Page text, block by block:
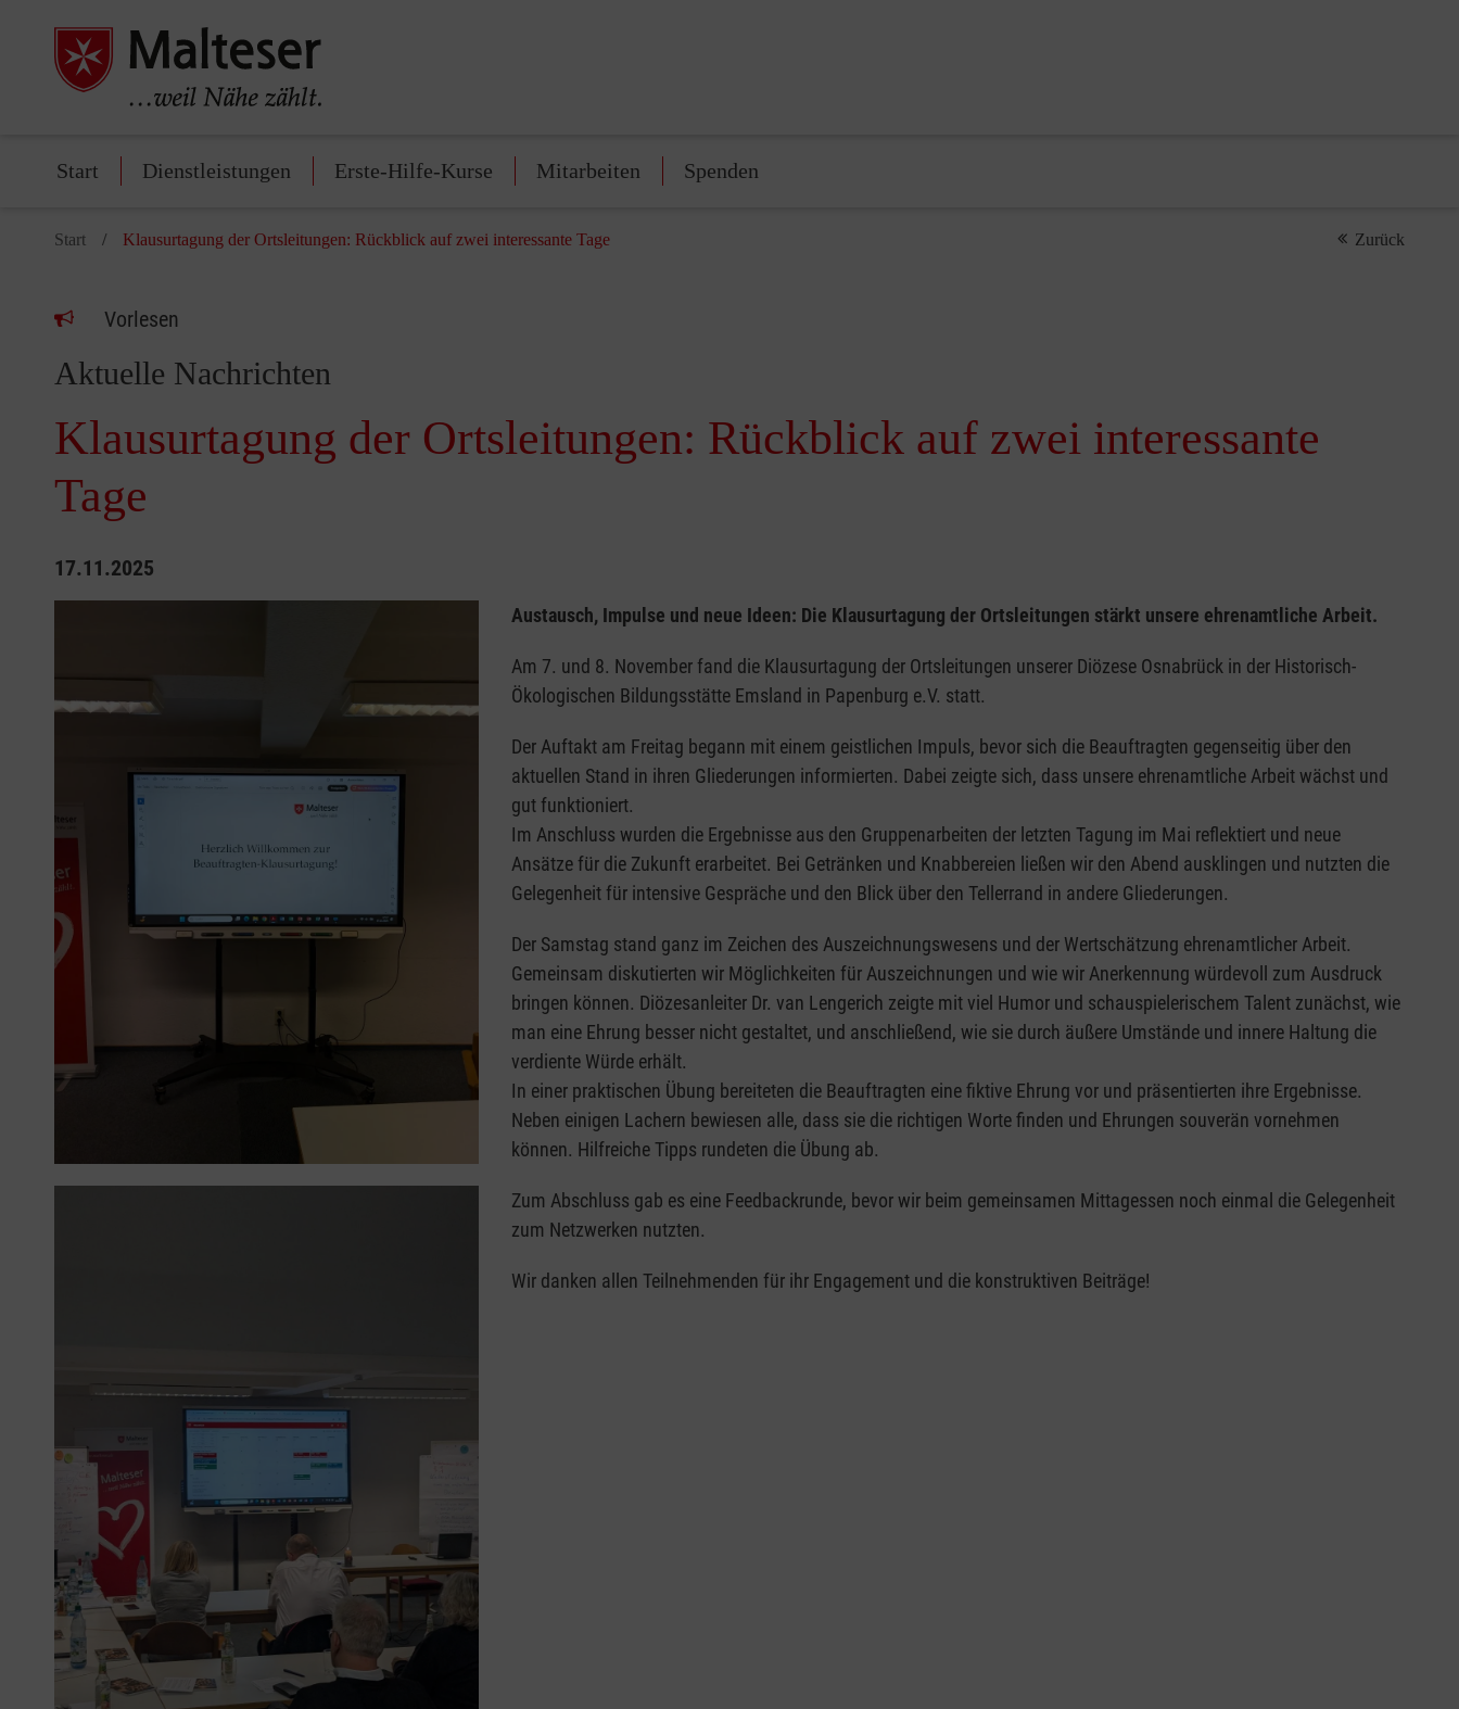
Start Dienstleistungen Erste-Hilfe-Kurse Mitarbeiten Spenden
Start Klausurtagung der Ortsleitungen: Rückblick auf zwei interessante Tage Zurück
Vorlesen
Aktuelle Nachrichten
Klausurtagung der Ortsleitungen: Rückblick auf zwei interessante
Tage
17.11.2025
Austausch, Impulse und neue Ideen: Die Klausurtagung der Ortsleitungen stärkt unsere ehrenamtliche Arbeit.
Am 7. und 8. November fand die Klausurtagung der Ortsleitungen unserer Diözese Osnabrück in der Historisch-
Ökologischen Bildungsstätte Emsland in Papenburg e.V. statt.
Der Auftakt am Freitag begann mit einem geistlichen Impuls, bevor sich die Beauftragten gegenseitig über den
aktuellen Stand in ihren Gliederungen informierten. Dabei zeigte sich, dass unsere ehrenamtliche Arbeit wächst und
gut funktioniert.
Im Anschluss wurden die Ergebnisse aus den Gruppenarbeiten der letzten Tagung im Mai reflektiert und neue
Ansätze für die Zukunft erarbeitet. Bei Getränken und Knabbereien ließen wir den Abend ausklingen und nutzten die
Gelegenheit für intensive Gespräche und den Blick über den Tellerrand in andere Gliederungen.
Der Samstag stand ganz im Zeichen des Auszeichnungswesens und der Wertschätzung ehrenamtlicher Arbeit.
Gemeinsam diskutierten wir Möglichkeiten für Auszeichnungen und wie wir Anerkennung würdevoll zum Ausdruck
bringen können. Diözesanleiter Dr. van Lengerich zeigte mit viel Humor und schauspielerischem Talent zunächst, wie
man eine Ehrung besser nicht gestaltet, und anschließend, wie sie durch äußere Umstände und innere Haltung die
verdiente Würde erhält.
In einer praktischen Übung bereiteten die Beauftragten eine fiktive Ehrung vor und präsentierten ihre Ergebnisse.
Neben einigen Lachern bewiesen alle, dass sie die richtigen Worte finden und Ehrungen souverän vornehmen
können. Hilfreiche Tipps rundeten die Übung ab.
Zum Abschluss gab es eine Feedbackrunde, bevor wir beim gemeinsamen Mittagessen noch einmal die Gelegenheit
zum Netzwerken nutzten.
Wir danken allen Teilnehmenden für ihr Engagement und die konstruktiven Beiträge!